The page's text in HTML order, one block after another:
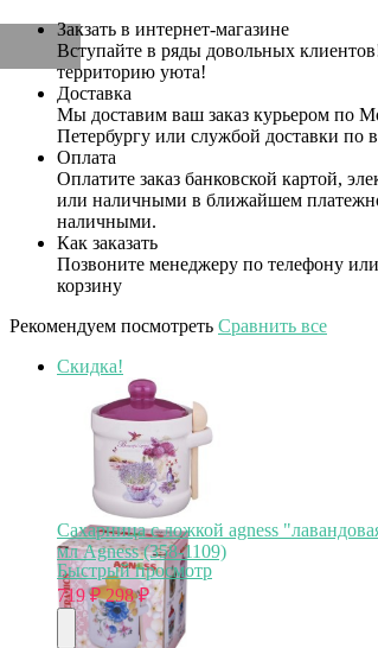
Закзать в интернет-магазине
Вступайте в ряды довольных
территорию уюта!
Доставка
Мы доставим ваш заказ курьером по
Петербургу или службой доставки по
Оплата
Оплатите заказ банковской картой,
или наличными в ближайшем
наличными.
Как заказать
Позвоните менеджеру по телефону или
корзину
Рекомендуем посмотреть Сравнить все
Скидка!
Сахарница с ложкой agness
мл Agness (358-1109)
Быстрый просмотр
719₽ 298₽